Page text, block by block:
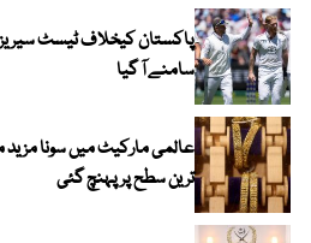
سامنے آ گیا
ترین سطح پر پہنچ گئی